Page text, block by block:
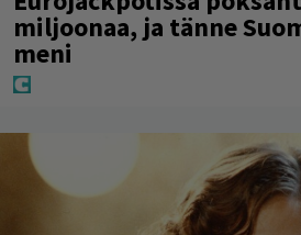
miljoonaa, ja tänne
meni